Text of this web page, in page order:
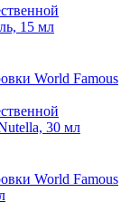
15 мл
30 мл